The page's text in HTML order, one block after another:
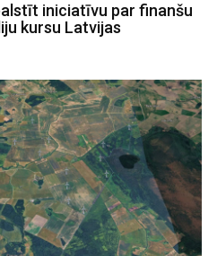
iniciatīvu par finanšu
kursu Latvijas